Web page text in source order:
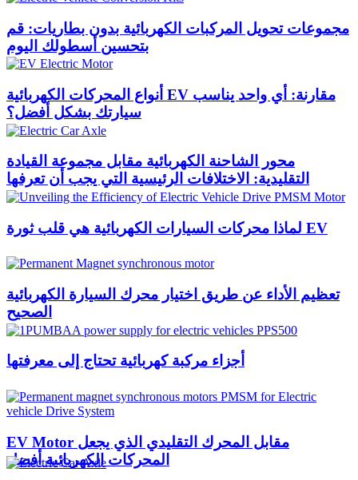
مجموعات تحويل المركبات الكهربائية بدون بطاريات: قم
بتحسين أسطولك اليوم
أنواع المحركات الكهربائية EV مقارنة: أي واحد يناسب
سيارتك بشكل أفضل؟
محور الشاحنة الكهربائية مقابل مجموعة القيادة
التقليدية: الاختلافات الرئيسية التي يجب أن تعرفها
لماذا محركات السيارات الكهربائية هي قلب ثورة EV
تعظيم الأداء عن طريق اختيار محرك السيارة الكهربائية
الصحيح
أجزاء مركبة كهربائية تحتاج إلى معرفتها
EV Motor مقابل المحرك التقليدي الذي يجعل
المحركات الكهربائية أفضل